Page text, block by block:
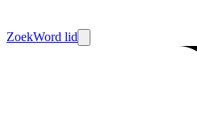
ZoekWord lid